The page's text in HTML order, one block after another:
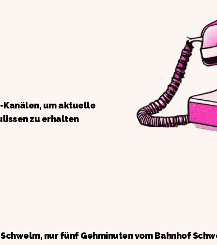
Kanälen, um aktuelle
zu erhalten
nur fünf Gehminuten vom Bahnhof